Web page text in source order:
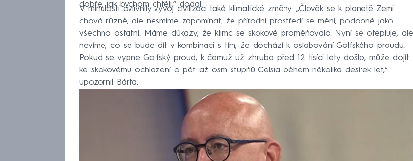
dobře, jak bychom chtěli,“ dodal.
V minulosti ovlivnily vývoj civilizací také klimatické změny. „Člověk se k planetě Zemi
chová různě, ale nesmíme zapomínat, že přírodní prostředí se mění, podobně jako
všechno ostatní. Máme důkazy, že klima se skokově proměňovalo. Nyní se otepluje, ale
nevíme, co se bude dít v kombinaci s tím, že dochází k oslabování Golfského proudu.
Pokud se vypne Golfský proud, k čemuž už zhruba před 12 tisíci lety došlo, může dojít
ke skokovému ochlazení o pět až osm stupňů Celsia během několika desítek let,“
upozornil Bárta.